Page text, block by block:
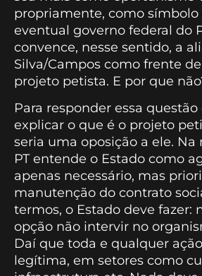
propriamente, como símbolo
eventual governo federal do
convence, nesse sentido, a
Silva/Campos como frente
projeto petista. E por que
Para responder essa
explicar o que é o projeto
seria uma oposição a ele.
PT entende o Estado como
apenas necessário, mas
manutenção do contrato
termos, o Estado deve fazer:
opção não intervir no
Daí que toda e qualquer
legítima, em setores como